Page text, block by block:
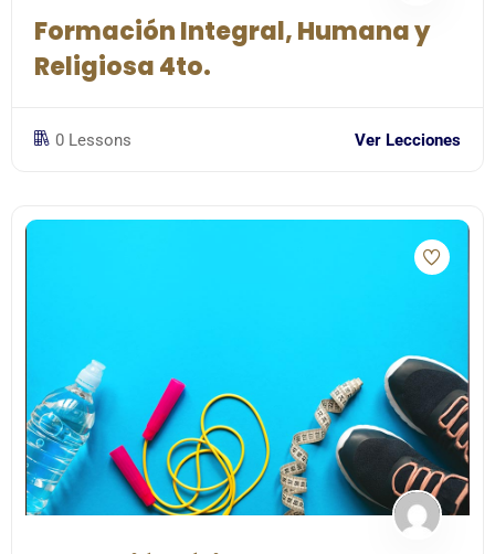
Formación Integral, Humana y
Religiosa 4to.
0 Lessons Ver Lecciones